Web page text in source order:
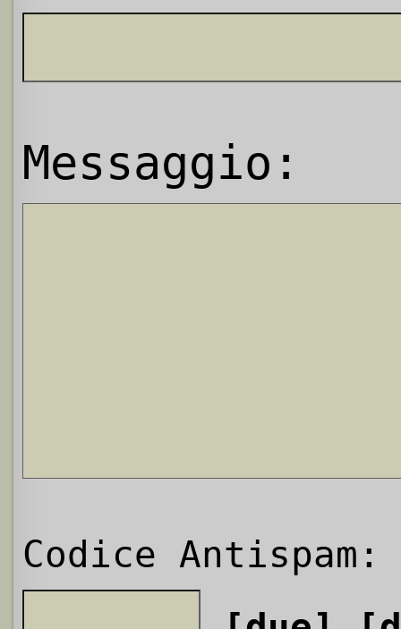
Messaggio:
Codice Antispam: